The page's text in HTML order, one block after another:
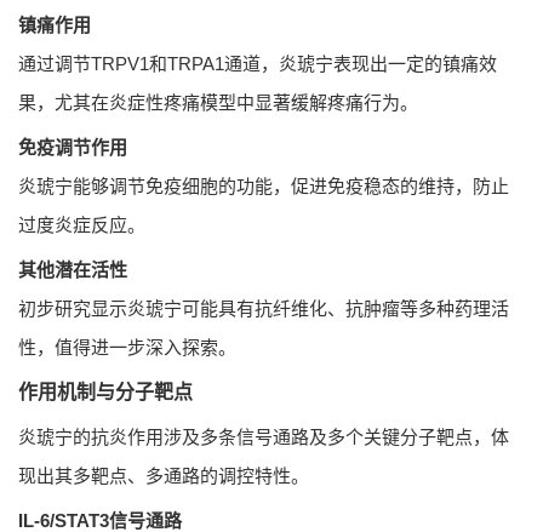
镇痛作用
通过调节TRPV1和TRPA1通道，炎琥宁表现出一定的镇痛效
果，尤其在炎症性疼痛模型中显著缓解疼痛行为。
免疫调节作用
炎琥宁能够调节免疫细胞的功能，促进免疫稳态的维持，防止
过度炎症反应。
其他潜在活性
初步研究显示炎琥宁可能具有抗纤维化、抗肿瘤等多种药理活
性，值得进一步深入探索。
作用机制与分子靶点
炎琥宁的抗炎作用涉及多条信号通路及多个关键分子靶点，体
现出其多靶点、多通路的调控特性。
IL-6/STAT3信号通路